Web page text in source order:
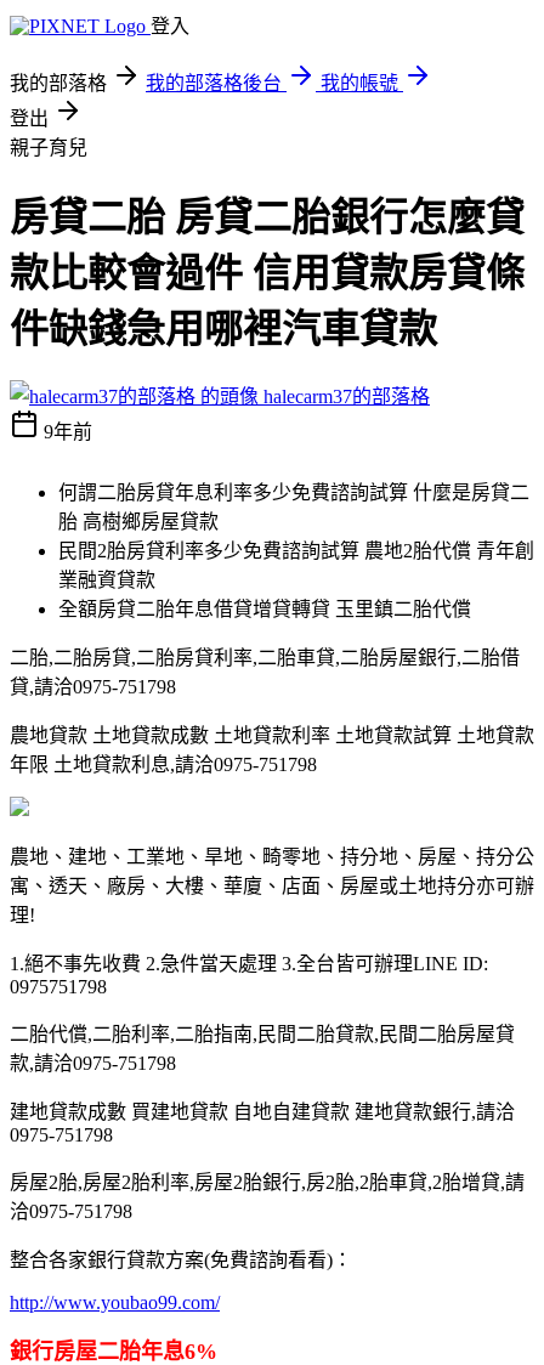
登入
我的部落格 我的部落格後台
我的帳號
登出
親子育兒
房貸二胎 房貸二胎銀行怎麼貸
款比較會過件 信用貸款房貸條
件缺錢急用哪裡汽車貸款
halecarm37的部落格
9年前
何謂二胎房貸年息利率多少免費諮詢試算 什麼是房貸二
胎 高樹鄉房屋貸款
民間2胎房貸利率多少免費諮詢試算 農地2胎代償 青年創
業融資貸款
全額房貸二胎年息借貸增貸轉貸 玉里鎮二胎代償
二胎,二胎房貸,二胎房貸利率,二胎車貸,二胎房屋銀行,二胎借
貸,請洽0975-751798
農地貸款 土地貸款成數 土地貸款利率 土地貸款試算 土地貸款
年限 土地貸款利息,請洽0975-751798
農地、建地、工業地、旱地、畸零地、持分地、房屋、持分公
寓、透天、廠房、大樓、華廈、店面、房屋或土地持分亦可辦
理!
1.絕不事先收費 2.急件當天處理 3.全台皆可辦理LINE ID:
0975751798
二胎代償,二胎利率,二胎指南,民間二胎貸款,民間二胎房屋貸
款,請洽0975-751798
建地貸款成數 買建地貸款 自地自建貸款 建地貸款銀行,請洽
0975-751798
房屋2胎,房屋2胎利率,房屋2胎銀行,房2胎,2胎車貸,2胎增貸,請
洽0975-751798
整合各家銀行貸款方案(免費諮詢看看)：
http://www.youbao99.com/
銀行房屋二胎年息6%